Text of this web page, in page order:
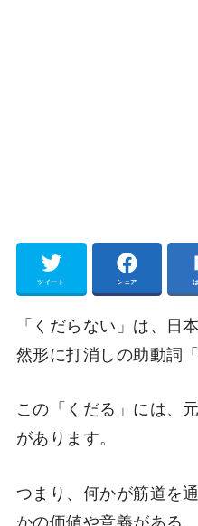
ツイート シェア
「くだらない」は、日
然形に打消しの助動詞
この「くだる」には、
があります。
つまり、何かが筋道を
かの価値や意義がある